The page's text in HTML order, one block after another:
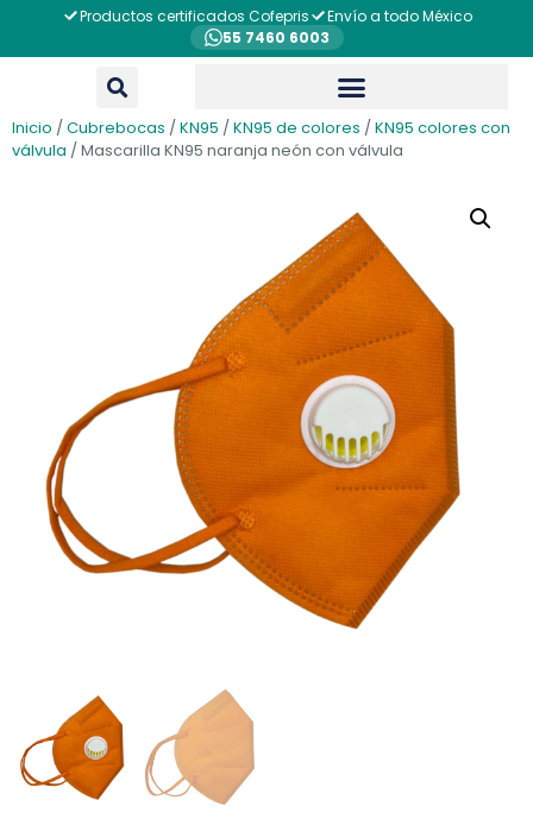
Productos certificados Cofepris
Envío a todo México
55 7460 6003
Inicio /Cubrebocas /KN95 /KN95 de colores /KN95 colores con
válvula / Mascarilla KN95 naranja neón con válvula